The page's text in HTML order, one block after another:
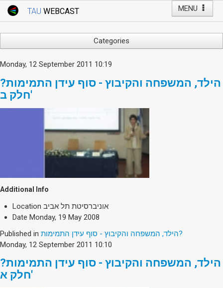
MENU
TAU WEBCAST
Webcast: Courses
Events
Live Webcast
TAU General Events
Faculty Events
YouTube Channel
Categories
Business & Management
Computers
Education
Science
Society & Politics
TAU General
SEARCH
Search
Monday, 12 September 2011 10:19
הילד, המשפחה והקיבוץ - סוף עידן התמימות?
חלק ב'
Additional Info
Location אוניברסיטת תל אביב
Date Monday, 19 May 2008
Published in
הילד, המשפחה והקיבוץ - סוף עידן התמימות?
Monday, 12 September 2011 10:10
הילד, המשפחה והקיבוץ - סוף עידן התמימות?
חלק א'